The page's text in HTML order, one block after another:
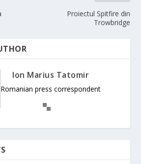
Proiectul Spitfire din
Trowbridge
Ion Marius Tatomir
Romanian press correspondent